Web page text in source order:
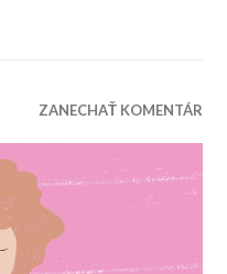
na internete“
ZANECHAŤ KOMENTÁR